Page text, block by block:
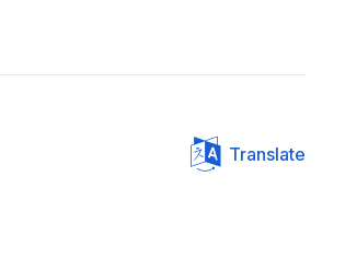
Translate